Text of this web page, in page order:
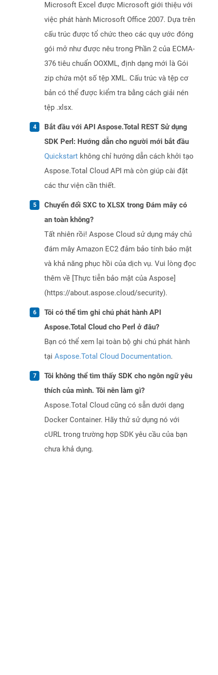
Microsoft Excel được Microsoft giới thiệu với
việc phát hành Microsoft Office 2007. Dựa trên
cấu trúc được tổ chức theo các quy ước đóng
gói mở như được nêu trong Phần 2 của ECMA-
376 tiêu chuẩn OOXML, định dạng mới là Gói
zip chứa một số tệp XML. Cấu trúc và tệp cơ
bản có thể được kiểm tra bằng cách giải nén
tệp .xlsx.
Bắt đầu với API Aspose.Total REST Sử dụng
SDK Perl: Hướng dẫn cho người mới bắt đầu
Quickstart không chỉ hướng dẫn cách khởi tạo
Aspose.Total Cloud API mà còn giúp cài đặt
các thư viện cần thiết.
Chuyển đổi SXC to XLSX trong Đám mây có
an toàn không?
Tất nhiên rồi! Aspose Cloud sử dụng máy chủ
đám mây Amazon EC2 đảm bảo tính bảo mật
và khả năng phục hồi của dịch vụ. Vui lòng đọc
thêm về [Thực tiễn bảo mật của Aspose]
(https://about.aspose.cloud/security).
Tôi có thể tìm ghi chú phát hành API
Aspose.Total Cloud cho Perl ở đâu?
Bạn có thể xem lại toàn bộ ghi chú phát hành
tại Aspose.Total Cloud Documentation.
Tôi không thể tìm thấy SDK cho ngôn ngữ yêu
thích của mình. Tôi nên làm gì?
Aspose.Total Cloud cũng có sẵn dưới dạng
Docker Container. Hãy thử sử dụng nó với
cURL trong trường hợp SDK yêu cầu của bạn
chưa khả dụng.